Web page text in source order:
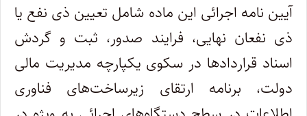
آیین نامه اجرائی این ماده شامل تعیین ذی نفع یا
ذی نفعان نهایی، فرایند صدور، ثبت و گردش
اسناد قراردادها در سکوی یکپارچه مدیریت مالی
دولت، برنامه ارتقای زیرساخت‌های فناوری